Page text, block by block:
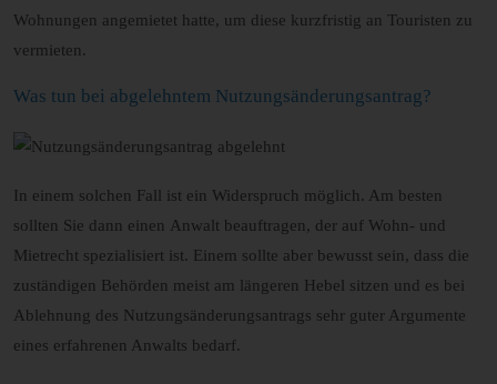
Wohnungen angemietet hatte, um diese kurzfristig an Touristen zu
vermieten.
Was tun bei abgelehntem Nutzungsänderungsantrag?
In einem solchen Fall ist ein Widerspruch möglich. Am besten
sollten Sie dann einen Anwalt beauftragen, der auf Wohn- und
Mietrecht spezialisiert ist. Einem sollte aber bewusst sein, dass die
zuständigen Behörden meist am längeren Hebel sitzen und es bei
Ablehnung des Nutzungsänderungsantrags sehr guter Argumente
eines erfahrenen Anwalts bedarf.